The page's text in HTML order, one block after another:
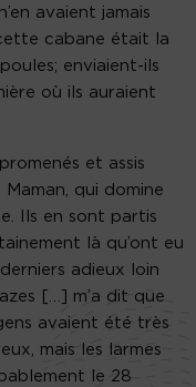
avaient jamais
cabane était la
enviaient-ils
où ils auraient
et assis
qui domine
Ils en sont partis
là qu’ont eu
adieux loin
[…] m’a dit que
avaient été très
mais les larmes
le 28